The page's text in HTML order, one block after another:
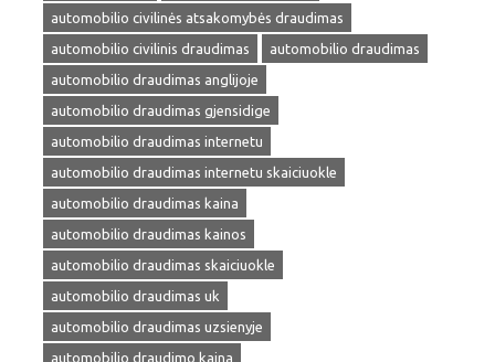
automobilio civilinės atsakomybės draudimas
automobilio civilinis draudimas
automobilio draudimas
automobilio draudimas anglijoje
automobilio draudimas gjensidige
automobilio draudimas internetu
automobilio draudimas internetu skaiciuokle
automobilio draudimas kaina
automobilio draudimas kainos
automobilio draudimas skaiciuokle
automobilio draudimas uk
automobilio draudimas uzsienyje
automobilio draudimo kaina